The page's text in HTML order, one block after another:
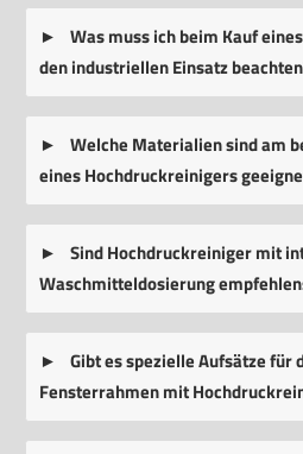
Was muss ich beim Kauf
den industriellen Einsatz
Welche Materialien sind am
eines Hochdruckreinigers
Sind Hochdruckreiniger mit
Waschmitteldosierung
Gibt es spezielle Aufsätze für
Fensterrahmen mit